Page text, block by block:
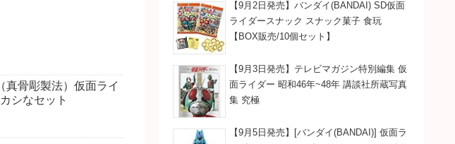
真骨彫製法）仮面ライ
シなセット
【9月2日発売】バンダイ(BANDAI) SD仮面
ライダースナック スナック菓子 食玩
【BOX販売/10個セット】
【9月3日発売】テレビマガジン特別編集 仮
面ライダー 昭和46年~48年 講談社所蔵写真
集 究極
【9月5日発売】[バンダイ(BANDAI)] 仮面ラ